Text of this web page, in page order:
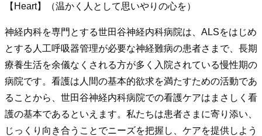
【Heart】（温かく人として思いやりの心を）
神経内科を専門とする世田谷神経内科病院は、ALSをはじめ
とする人工呼吸器管理が必要な神経難病の患者さまで、長期
療養生活を余儀なくされる方が多く入院されている慢性期の
病院です。看護は人間の基本的欲求を満たすための活動であ
ることから、世田谷神経内科病院での看護ケアはまさしく看
護の基本であるといえます。私たちは患者さまに寄り添い、
じっくり向き合うことでニーズを把握し、ケアを提供しよう